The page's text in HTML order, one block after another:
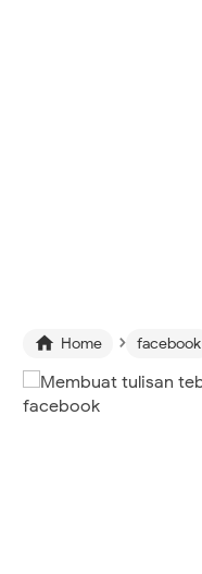
 Home › facebook